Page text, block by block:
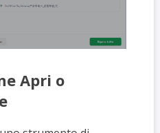
Apri o